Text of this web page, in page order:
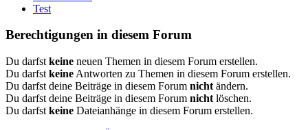
Test
Berechtigungen in diesem Forum
Du darfst keine neuen Themen in diesem Forum erstellen.
Du darfst keine Antworten zu Themen in diesem Forum erstellen.
Du darfst deine Beiträge in diesem Forum nicht ändern.
Du darfst deine Beiträge in diesem Forum nicht löschen.
Du darfst keine Dateianhänge in diesem Forum erstellen.